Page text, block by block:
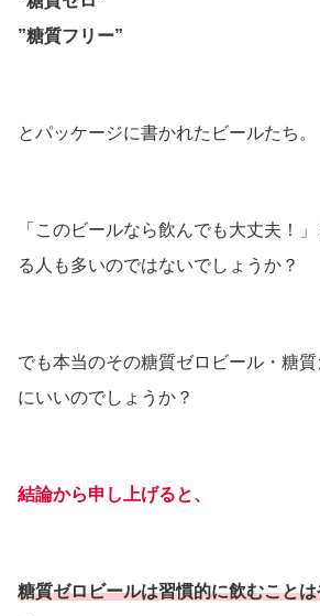
”糖質フリー”
とパッケージに書かれたビールたち。
「このビールなら飲んでも大丈夫！
る人も多いのではないでしょうか？
でも本当のその糖質ゼロビール・糖
にいいのでしょうか？
結論から申し上げると、
糖質ゼロビールは習慣的に飲むこと